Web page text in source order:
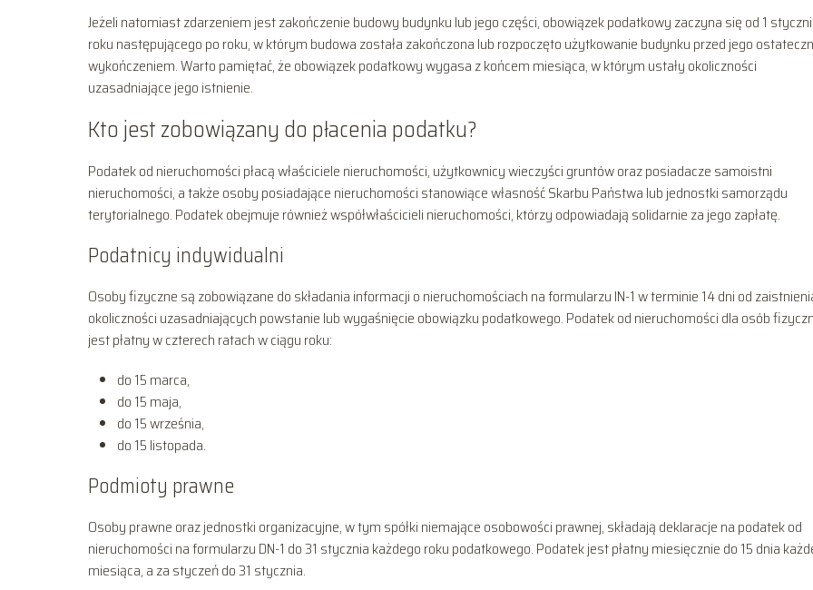
Jeżeli natomiast zdarzeniem jest zakończenie budowy budynku lub jego części, obowiązek podatkowy zaczyna się od 1
roku następującego po roku, w którym budowa została zakończona lub rozpoczęto użytkowanie budynku przed jego
wykończeniem. Warto pamiętać, że obowiązek podatkowy wygasa z końcem miesiąca, w którym ustały okoliczności
uzasadniające jego istnienie.
Kto jest zobowiązany do płacenia podatku?
Podatek od nieruchomości płacą właściciele nieruchomości, użytkownicy wieczyści gruntów oraz posiadacze samoistni
nieruchomości, a także osoby posiadające nieruchomości stanowiące własność Skarbu Państwa lub jednostki samorządu
terytorialnego. Podatek obejmuje również współwłaścicieli nieruchomości, którzy odpowiadają solidarnie za jego zapłatę.
Podatnicy indywidualni
Osoby fizyczne są zobowiązane do składania informacji o nieruchomościach na formularzu IN-1 w terminie 14 dni od
okoliczności uzasadniających powstanie lub wygaśnięcie obowiązku podatkowego. Podatek od nieruchomości dla osób
jest płatny w czterech ratach w ciągu roku:
do 15 marca,
do 15 maja,
do 15 września,
do 15 listopada.
Podmioty prawne
Osoby prawne oraz jednostki organizacyjne, w tym spółki niemające osobowości prawnej, składają deklaracje na podatek od
nieruchomości na formularzu DN-1 do 31 stycznia każdego roku podatkowego. Podatek jest płatny miesięcznie do 15 dnia
miesiąca, a za styczeń do 31 stycznia.